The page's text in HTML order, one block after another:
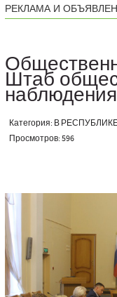
РЕКЛАМА И
Штаб
Категория: В
Просмотров: 596